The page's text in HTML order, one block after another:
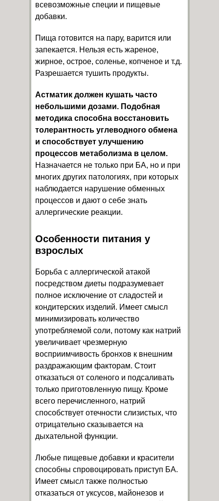
всевозможные специи и пищевые
добавки.
Пища готовится на пару, варится или
запекается. Нельзя есть жареное,
жирное, острое, соленье, копченое и т.д.
Разрешается тушить продукты.
Астматик должен кушать часто
небольшими дозами. Подобная
методика способна восстановить
толерантность углеводного обмена
и способствует улучшению
процессов метаболизма в целом.
Назначается не только при БА, но и при
многих других патологиях, при которых
наблюдается нарушение обменных
процессов и дают о себе знать
аллергические реакции.
Особенности питания у
взрослых
Борьба с аллергической атакой
посредством диеты подразумевает
полное исключение от сладостей и
кондитерских изделий. Имеет смысл
минимизировать количество
употребляемой соли, потому как натрий
увеличивает чрезмерную
восприимчивость бронхов к внешним
раздражающим факторам. Стоит
отказаться от соленого и подсаливать
только приготовленную пищу. Кроме
всего перечисленного, натрий
способствует отечности слизистых, что
отрицательно сказывается на
дыхательной функции.
Любые пищевые добавки и красители
способны спровоцировать приступ БА.
Имеет смысл также полностью
отказаться от уксусов, майонезов и